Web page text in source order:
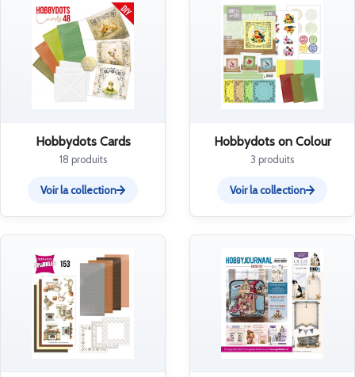
Hobbydots Cards
18 produits
Voir la collection
Hobbydots on Colour
3 produits
Voir la collection